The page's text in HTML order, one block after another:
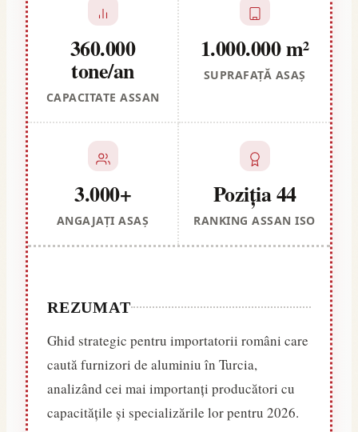
360.000
tone/an
CAPACITATE ASSAN
1.000.000 m²
SUPRAFAȚĂ ASAŞ
3.000+
ANGAJAȚI ASAŞ
Poziția 44
RANKING ASSAN ISO
REZUMAT
Ghid strategic pentru importatorii români care
caută furnizori de aluminiu în Turcia,
analizând cei mai importanți producători cu
capacitățile și specializările lor pentru 2026.